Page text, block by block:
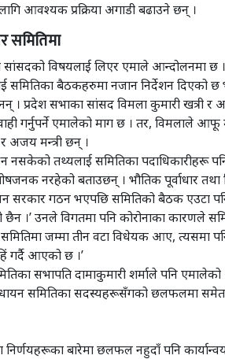
आवश्यक प्रक्रिया अगाडी बढाउने छन् ।
सांसदको विषयलाई लिएर एमाले
बैठकहरुमा नजान निर्देशन दिएको छ
प्रदेश सभाका सांसद विमला कुमारी खत्री र
गर्नुपर्ने एमालेको माग छ । तर,
र अजय मन्त्री छन् ।
नसकेको तथ्यलाई समितिका पदाधिकारीहरू
नरहेको बताउछन् । भौतिक पूर्वाधार
सरकार गठन भएपछि समितिको बैठक एउटा
छैन ।’ उनले विगतमा पनि कोरोनाका कारणले
समितिमा जम्मा तीन वटा विधेयक आए, त्यसमा
गर्दै आएको छ ।’
सभापति दामाकुमारी शर्माले पनि
समितिका सदस्यहरूसँगको छलफलमा
बारेमा छलफल नहुदाँ पनि